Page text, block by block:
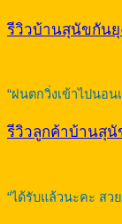
รีวิวบ้านสุนัขกันยุ
“ฝนตกวิ่งเข้าไปนอน
รีวิวลูกค้าบ้านสุนั
“ได้รับแล้วนะคะ สว